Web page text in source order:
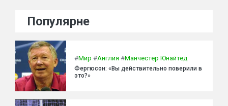
Популярне
#Мир #Англия #Манчестер Юнайтед
Фергюсон: «Вы действительно поверили в
это?»